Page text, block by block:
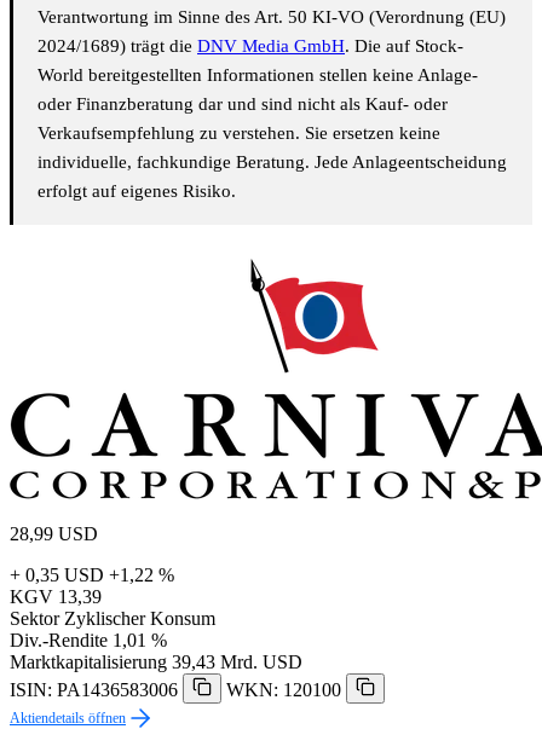
Verantwortung im Sinne des Art. 50 KI-VO (Verordnung (EU)
2024/1689) trägt die DNV Media GmbH. Die auf Stock-
World bereitgestellten Informationen stellen keine Anlage-
oder Finanzberatung dar und sind nicht als Kauf- oder
Verkaufsempfehlung zu verstehen. Sie ersetzen keine
individuelle, fachkundige Beratung. Jede Anlageentscheidung
erfolgt auf eigenes Risiko.
28,99 USD
+ 0,35 USD +1,22 %
KGV 13,39
Sektor Zyklischer Konsum
Div.-Rendite 1,01 %
Marktkapitalisierung 39,43 Mrd. USD
ISIN: PA1436583006
WKN: 120100
Aktiendetails öffnen